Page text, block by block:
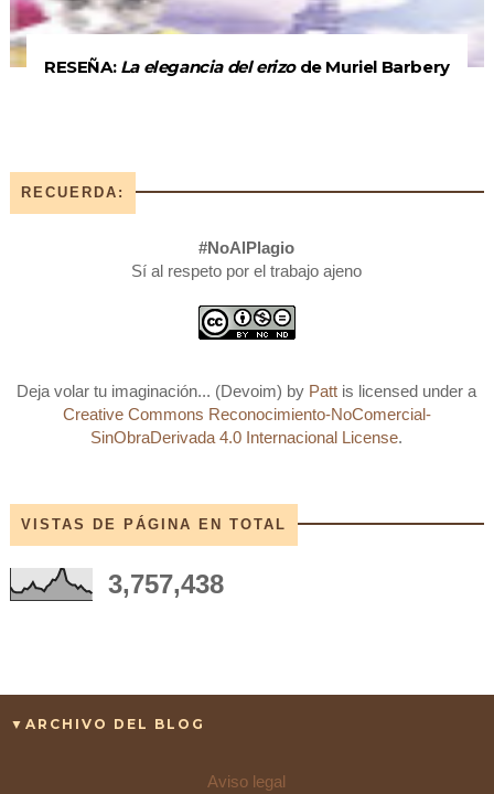
RESEÑA: La elegancia del erizode Muriel Barbery
RECUERDA:
#NoAlPlagio
Sí al respeto por el trabajo ajeno
Deja volar tu imaginación... (Devoim) by Patt is licensed under a
Creative Commons Reconocimiento-NoComercial-
SinObraDerivada 4.0 Internacional License.
VISTAS DE PÁGINA EN TOTAL
3,757,438
▼ARCHIVO DEL BLOG
Aviso legal